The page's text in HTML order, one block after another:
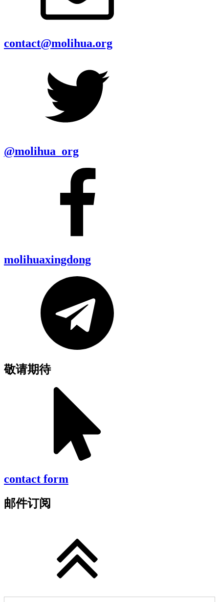
contact@molihua.org
@molihua_org
molihuaxingdong
敬请期待
contact form
邮件订阅